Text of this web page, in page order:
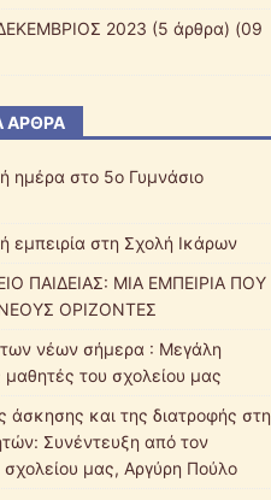
2023 (5 άρθρα) (09
ΆΡΘΡΑ
ημέρα στο 5ο Γυμνάσιο
εμπειρία στη Σχολή Ικάρων
ΠΑΙΔΕΙΑΣ: ΜΙΑ ΕΜΠΕΙΡΙΑ ΠΟΥ
ΟΡΙΖΟΝΤΕΣ
των νέων σήμερα : Μεγάλη
του σχολείου μας
άσκησης και της διατροφής στη
Συνέντευξη από τον
σχολείου μας, Αργύρη Πούλο